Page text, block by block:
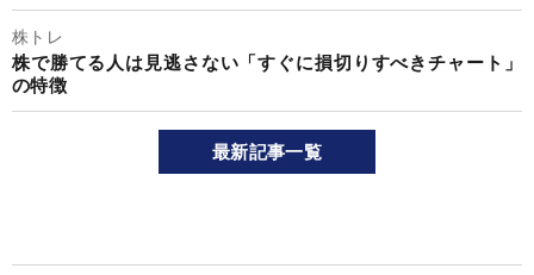
株トレ
株で勝てる人は見逃さない「すぐに損切りすべきチャート」
の特徴
最新記事一覧